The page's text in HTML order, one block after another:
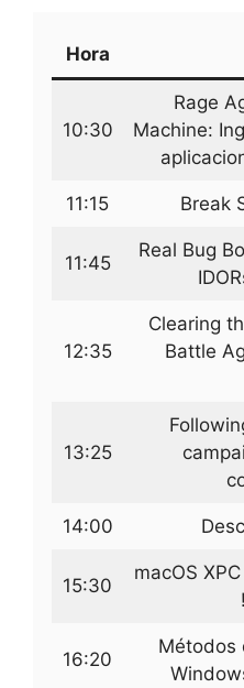
Hora
10:30
Rage
Machine:
11:15 Break
11:45
Real Bug
12:35
Clearing
Battle
13:25
14:00
15:30
macOS
16:20
Métodos